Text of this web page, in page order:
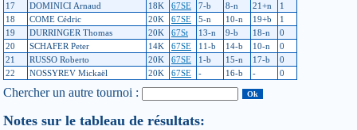
17
DOMINICI Arnaud 18K 67SE 7-b 8-n 21+n
1
18
COME Cédric 20K 67SE 5-n 10-n 19+b
1
19
DURRINGER Thomas 20K 67St 13-n 9-b 18-n
0
20
SCHAFER Peter 14K 67SE 11-b 14-b 10-n
0
21
RUSSO Roberto 20K 67SE 1-b 15-n 17-b
0
22
NOSSYREV Mickaël 20K 67SE - 16-b - 0
Chercher un autre tournoi :
Notes sur le tableau de résultats: